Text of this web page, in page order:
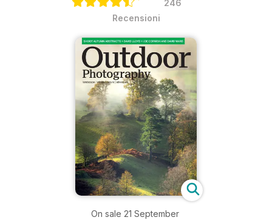
246
Recensioni
On sale 21 September